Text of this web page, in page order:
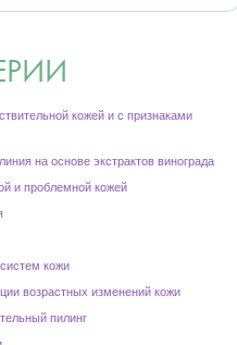
кожей и с признаками
на основе экстрактов винограда
и проблемной кожей
кожи
возрастных изменений кожи
пилинг